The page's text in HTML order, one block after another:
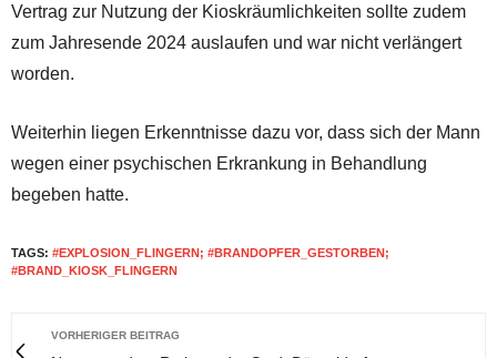
Vertrag zur Nutzung der Kioskräumlichkeiten sollte zudem
zum Jahresende 2024 auslaufen und war nicht verlängert
worden.
Weiterhin liegen Erkenntnisse dazu vor, dass sich der Mann
wegen einer psychischen Erkrankung in Behandlung
begeben hatte.
TAGS: #EXPLOSION_FLINGERN; #BRANDOPFER_GESTORBEN;
#BRAND_KIOSK_FLINGERN
VORHERIGER BEITRAG